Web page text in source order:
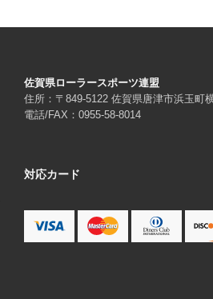
佐賀県ローラースポーツ連盟
住所：〒849-5122 佐賀県唐津市浜玉町
電話/FAX：0955-58-8014
対応カード